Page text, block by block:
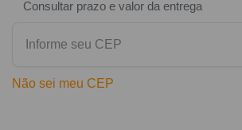
Consultar prazo e valor da entrega
Não sei meu CEP